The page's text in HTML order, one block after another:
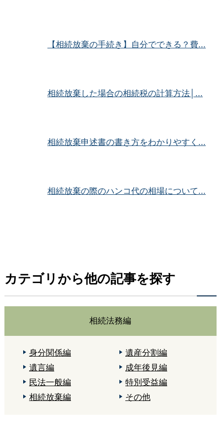
【相続放棄の手続き】自分でできる？費...
相続放棄した場合の相続税の計算方法│...
相続放棄申述書の書き方をわかりやすく...
相続放棄の際のハンコ代の相場について...
カテゴリから他の記事を探す
相続法務編
身分関係編
遺産分割編
遺言編
成年後見編
民法一般編
特別受益編
相続放棄編
その他